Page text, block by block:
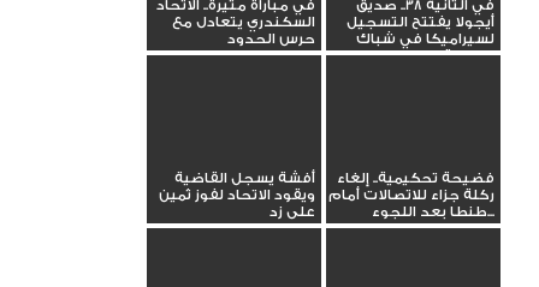
في الثانية 38.. صديق
أيجولا يفتتح التسجيل
لسيراميكا في شباك
سموحة
في مباراة مثيرة.. الاتحاد
السكندري يتعادل مع
حرس الحدود
فضيحة تحكيمية.. إلغاء
ركلة جزاء للاتصالات أمام
طنطا بعد اللجوء...
أفشة يسجل القاضية
ويقود الاتحاد لفوز ثمين
على زد